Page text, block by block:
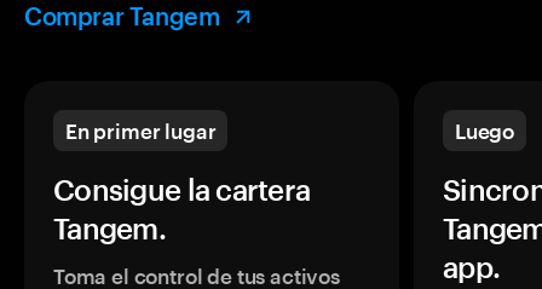
Comprar Tangem
En primer lugar
Consigue la cartera
Tangem.
Toma el control de tus activos
Luego
app.